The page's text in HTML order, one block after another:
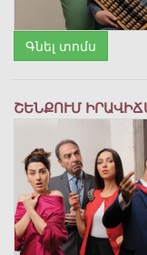
Գնել տոմս
ՇԵՆՔՈՒՄ